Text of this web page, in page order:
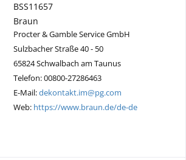
BSS11657
Braun
Procter & Gamble Service GmbH
Sulzbacher Straße 40 - 50
65824 Schwalbach am Taunus
Telefon: 00800-27286463
E-Mail:dekontakt.im@pg.com
Web: https://www.braun.de/de-de